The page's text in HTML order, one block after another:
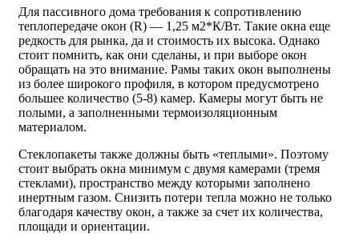
Для пассивного дома требования к сопротивлению
теплопередаче окон (R) — 1,25 м2*К/Вт. Такие окна еще
редкость для рынка, да и стоимость их высока. Однако
стоит помнить, как они сделаны, и при выборе окон
обращать на это внимание. Рамы таких окон выполнены
из более широкого профиля, в котором предусмотрено
большее количество (5-8) камер. Камеры могут быть не
полыми, а заполненными термоизоляционным
материалом.
Стеклопакеты также должны быть «теплыми». Поэтому
стоит выбрать окна минимум с двумя камерами (тремя
стеклами), пространство между которыми заполнено
инертным газом. Снизить потери тепла можно не только
благодаря качеству окон, а также за счет их количества,
площади и ориентации.